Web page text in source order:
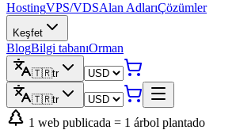
HostingVPS/VDSAlan AdlarıÇözümler
Keşfet
BlogBilgi tabanıOrman
🇹🇷tr
🇹🇷tr
1 web publicada = 1 árbol plantado